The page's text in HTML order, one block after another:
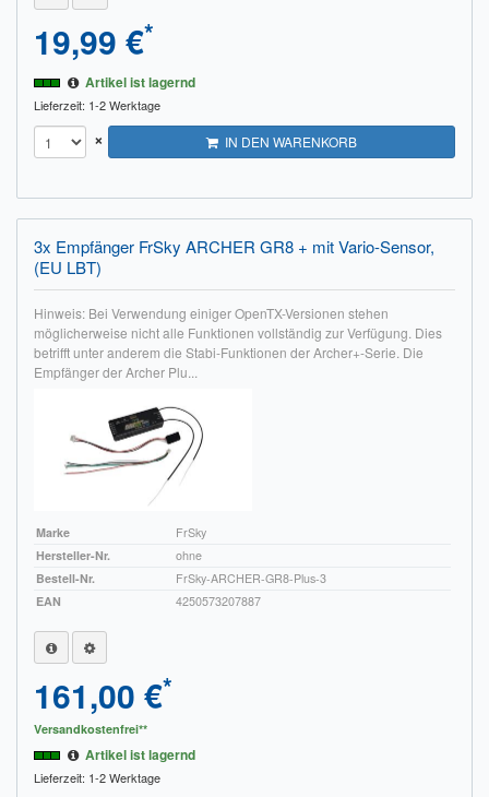
19,99 €*
Artikel ist lagernd
Lieferzeit: 1-2 Werktage
× IN DEN WARENKORB
3x Empfänger FrSky ARCHER GR8 + mit Vario-Sensor,
(EU LBT)
Hinweis: Bei Verwendung einiger OpenTX-Versionen stehen
möglicherweise nicht alle Funktionen vollständig zur Verfügung. Dies
betrifft unter anderem die Stabi-Funktionen der Archer+-Serie. Die
Empfänger der Archer Plu...
Marke
FrSky
Hersteller-Nr.
ohne
Bestell-Nr.
FrSky-ARCHER-GR8-Plus-3
EAN
4250573207887
161,00 €*
Versandkostenfrei**
Artikel ist lagernd
Lieferzeit: 1-2 Werktage